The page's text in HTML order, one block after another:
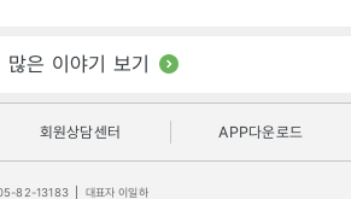
많은 이야기 보기
회원상담센터 APP다운로드
82-13183 대표자 이일하